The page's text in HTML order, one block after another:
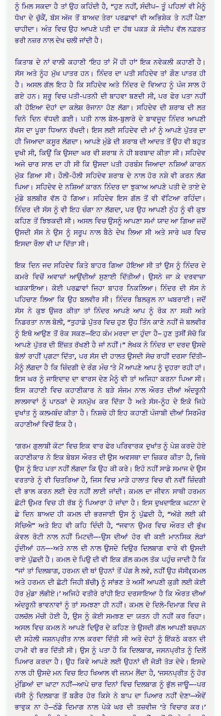
ਨੂੰ ਮਿਲ ਸਕਦਾ ਹੈ ਤਾਂ ਉਹ ਕਹਿੰਦੀ ਹੈ, “ਹੁਣ ਨਹੀਂ, ਸੰਦੀਪ– ਤੂੰ ਪਹਿਲਾਂ ਵੀ ਮੈਨੂੰ
ਧੋਖਾ ਦੇ ਚੁੱਕੈਂ, ਬੱਸ ਅੱਜ ਤੋਂ ਬਾਅਦ ਤੇਰਾ ਪਰਛਾਵਾਂ ਵੀ ਅਭਿਸ਼ੇਕ ਤੇ ਨਹੀਂ ਪੈਣਾ
ਚਾਹੀਦਾ। ਅੰਤ ਵਿਚ ਉਹ ਆਪਣੇ ਪਤੀ ਦਾ ਹੱਥ ਪਕੜ ਕੇ ਸੰਦੀਪ ਵੱਲ ਨਫ਼ਰਤ
ਭਰੀ ਨਜ਼ਰ ਨਾਲ ਦੇਖ ਚਲੀ ਜਾਂਦੀ ਹੈ।
ਕਿਤਾਬ ਦੇ ਨਾਂ ਵਾਲੀ ਕਹਾਣੀ ‘ਇਹ ਤਾਂ ਮੈਂ ਹੀ ਹਾਂ’ ਇਕ ਨਵੇਕਲੀ ਕਹਾਣੀ ਹੈ।
ਸੱਸ ਅਤੇ ਨੂੰਹ ਮੁੱਖ ਪਾਤਰ ਹਨ। ਨਿੰਦਰ ਦਾ ਪਤੀ ਸਹਿਦੇਵ ਤਾਂ ਗੌਣ ਪਾਤਰ ਹੀ
ਹੈ। ਅਸਲ ਗੱਲ ਇਹ ਹੈ ਕਿ ਸਹਿਦੇਵ ਅਤੇ ਨਿੰਦਰ ਦੇ ਵਿਆਹ ਨੂੰ ਪੰਜ ਸਾਲ ਹੋ
ਗਏ ਹਨ। ਸ਼਼ਰੂ ਵਿਚ ਪਤੀ-ਪਤਨੀ ਦੀ ਬਾਹਵਾ ਬਣਦੀ ਸੀ, ਪਰ ਫੇਰ ਪਤਾ ਨਹੀਂ
ਕੀ ਹੋਇਆ ਦੋਹਾਂ ਦਾ ਕਲੇਸ਼ ਰੋਜਾਨਾ ਹੋਣ ਲੱਗਾ। ਸਹਿਦੇਵ ਦੀ ਸ਼ਰਾਬ ਦੀ ਲਤ
ਦਿਨੋ ਦਿਨ ਵੱਧਦੀ ਗਈ। ਪਤੀ ਨਾਲ ਬੋਲ-ਬੁਲਾਰੇ ਦੇ ਬਾਵਜੂਦ ਨਿੰਦਰ ਆਪਣੀ
ਸੱਸ ਦਾ ਪੂਰਾ ਧਿਆਨ ਰੱਖਦੀ। ਇਸ ਲਈ ਸਹਿਦੇਵ ਦੀ ਮਾਂ ਨੂੰ ਆਪਣੇ ਪੁੱਤਰ ਦਾ
ਹੀ ਜਿਆਦਾ ਕਸੂਰ ਲੱਗਦਾ। ਆਪਣੇ ਮੁੰਡੇ ਦੀ ਸ਼ਰਾਬ ਦੀ ਆਦਤ ਤੋਂ ਉਹ ਵੀ ਬਹੁਤ
ਦੁਖੀ ਸੀ, ਕਿਉਂ ਕਿ ਉਸਦਾ ਘਰ ਵੀ ਸ਼ਰਾਬ ਨੇ ਹੀ ਬਰਬਾਦ ਕੀਤਾ ਸੀ। ਸਹਿਦੇਵ
ਅਜੇ ਚਾਰ ਸਾਲ ਦਾ ਹੀ ਸੀ ਕਿ ਉਸਦਾ ਪਤੀ ਹਰਬੰਸ ਜਿਆਦਾ ਨਸ਼ਿਆਂ ਕਾਰਨ
ਮੁੱਕ ਗਿਆ ਸੀ। ਹੌਲੀ-ਹੌਲੀ ਸਹਿਦੇਵ ਸ਼ਰਾਬ ਦੇ ਨਾਲ ਹੋਰ ਨਸ਼ੇ ਵੀ ਕਰਨ ਲੱਗ
ਪਿਆ। ਸਹਿਦੇਵ ਦੇ ਨਸ਼ਿਆਂ ਕਾਰਨ ਨਿੰਦਰ ਦਾ ਝੁਕਾਅ ਆਪਣੇ ਪਤੀ ਦੇ ਤਾਏ ਦੇ
ਮੁੰਡੇ ਬਲਬੀਰ ਵੱਲ ਹੋ ਗਿਆ। ਸਹਿਦੇਵ ਇਸ ਗੱਲ ਤੋਂ ਵੀ ਵੱਟਿਆ ਰਹਿੰਦਾ।
ਨਿੰਦਰ ਦੀ ਸੱਸ ਨੂੰ ਵੀ ਇਹ ਚੰਗਾ ਨਾ ਲੱਗਦਾ, ਪਰ ਉਹ ਆਪਣੀ ਨੁੰਹ ਨੂੰ ਵੀ ਕੁਝ
ਕਹਿਣ ਤੋਂ ਝਿਝਕਦੀ ਸੀ। ਅਸਲ ਵਿਚ ਉਸਨੂੰ ਆਪਣਾ ਸਮਾਂ ਯਾਦ ਆ ਗਿਆ ਜਦੋਂ
ਉਸਦੀ ਸੱਸ ਨੇ ਉਸ ਨੂੰ ਸਰੂਪ ਨਾਲ ਬੈਠੇ ਦੇਖ ਲਿਆ ਸੀ ਅਤੇ ਸਾਰੇ ਘਰ ਵਿਚ
ਇਸਦਾ ਰੌਲਾ ਵੀ ਪਾ ਦਿੱਤਾ ਸੀ।
ਇਕ ਦਿਨ ਜਦ ਸਹਿਦੇਵ ਕਿਤੇ ਬਾਹਰ ਗਿਆ ਹੋਇਆ ਸੀ ਤਾਂ ਉਸ ਨੂੰ ਨਿੰਦਰ ਦੇ
ਕਮਰੇ ਵਿਚੋਂ ਅਵਾਜ਼ਾਂ ਆਉਂਦੀਆਂ ਸੁਣਾਈ ਦਿੱਤੀਆਂ। ਉਸਨੇ ਜਾ ਕੇ ਦਰਵਾਜ਼ਾ
ਖੜਕਾਇਆ। ਕੋਈ ਪਰਛਾਵਾਂ ਜਿਹਾ ਬਾਹਰ ਨਿਕਲਿਆ। ਨਿੰਦਰ ਦੀ ਸੱਸ ਨੇ
ਪਹਿਚਾਣ ਲਿਆ ਕਿ ਉਹ ਬਲਵੀਰ ਸੀ। ਨਿੰਦਰ ਬਿਲਕੁਲ ਨਾ ਘਬਰਾਈ। ਜਦੋਂ
ਸੱਸ ਨੇ ਕੁਝ ਉਜਰ ਕੀਤਾ ਤਾਂ ਨਿੰਦਰ ਆਪਣੇ ਆਪ ਨੂੰ ਰੋਕ ਨਾ ਸਕੀ ਅਤੇ
ਨਿਡਰਤਾ ਨਾਲ ਬੋਲੀ, “ਤੁਹਾਡੇ ਪੁੱਤਰ ਵਿਚ ਹੁਣ ਉਹ ਤਿੰਨ ਕਾਣੇ ਨਹੀਂ ਜੋ ਬਲਵੀਰ
ਨੂੰ ਇਥੋ ਆਉਣ ਤੋਂ ਰੋਕ ਸਕਣ—ਇਹ ਕੰਮ ਮਰਦਾ ਦਾ ਹੁੰਦਾ ਹੈ– ਹੁਣ ਤੁਸੀਂ ਸੋਚੋ ਕਿ
ਆਪਣੇ ਪੁੱਤਰ ਦੀ ਇੱਜ਼ਤ ਰੱਖਣੀ ਹੈ ਜਾਂ ਨਹੀਂ।” ਲੇਖਕ ਨੇ ਨਿੰਦਰ ਦਾ ਦਰਦ ਉਸਦੇ
ਬੋਲਾਂ ਰਾਹੀਂ ਪ੍ਗਟਾ ਦਿੱਤਾ, ਪਰ ਸੱਸ ਦੀ ਹਾਲਤ ਉਸਦੀ ਸੋਚ ਰਾਹੀਂ ਦਰਸਾ ਦਿੱਤੀ–
ਮੈਨੂੰ ਲੱਗਦਾ ਹੈ ਕਿ ਜ਼ਿੰਦਗੀ ਦੇ ਰੰਗ ਮੰਚ ‘ਤੇ ਮੈਂ ਆਪਣੇ ਆਪ ਨੂੰ ਦੁਹਰਾ ਰਹੀ ਹਾਂ।
ਇਸ ਘਰ ਨੂੰ ਜਾਇਦਾਦ ਦਾ ਵਾਰਸ ਦੇਣ ਮੈਨੂੰ ਵੀ ਤਾਂ ਅਜਿਹਾ ਕਰਨਾ ਪਿਆ ਸੀ।
ਇਸ ਕਹਾਣੀ ਵਿਚ ਕਹਾਣੀਕਾਰ ਨੇ ਬੜੇ ਸੰਜਮ ਨਾਲ ਔਰਤ ਦੀਆਂ ਅੰਦਰੂਨੀ
ਲਾਲਸਾਵਾਂ ਨੂੰ ਪਾਠਕਾਂ ਦੇ ਸਨਮੁੱਖ ਕਰ ਦਿੱਤਾ ਹੈ ਅਤੇ ਸੱਸ-ਨੂੰਹ ਦੇ ਇਕੋ ਜਿਹੇ
ਦੁਖਾਂਤ ਨੂੰ ਕਲਮਬੰਦ ਕੀਤਾ ਹੈ। ਨਿਸ਼ਚੇ ਹੀ ਇਹ ਕਹਾਣੀ ਪੰਜਾਬੀ ਦੀਆਂ ਸਿਰਮੌਰ
ਕਹਾਣੀਆਂ ਵਿਚੋਂ ਇਕ ਹੈ।
‘ਗਰਮ ਗੁਲਾਬੀ ਕੋਟ’ ਵਿਚ ਇਕ ਵਾਰ ਫੇਰ ਪਰਿਵਾਰਕ ਦੁਖਾਂਤ ਨੂੰ ਪੇਸ਼ ਕਰਦੇ ਹੋਏ
ਕਹਾਣੀਕਾਰ ਨੇ ਇਕ ਬੇਬਸ ਔਰਤ ਦੀ ਉਸ ਅਵਸਥਾ ਦਾ ਜ਼ਿਕਰ ਕੀਤਾ ਹੈ, ਜਿਥੇ
ਉਸ ਨੂੰ ਇਹ ਪਤਾ ਨਹੀਂ ਲੱਗਦਾ ਕਿ ਉਹ ਕੀ ਕਰੇ। ਇਹੋ ਨਹੀਂ ਸਾਡੇ ਸਮਾਜ ਦੇ ਉਸ
ਵਰਤਾਰੇ ਨੂੰ ਵੀ ਚਿਤਰਿਆ ਹੈ, ਜਿਸ ਵਿਚ ਮਾੜੇ ਹਾਲਾਤ ਵਿਚ ਵੀ ਨਵੀਂ ਜ਼ਿੰਦਗੀ
ਦੀ ਭਾਲ ਕਰਨ ਲਈ ਦੇਰ ਨਹੀਂ ਲਾਈ ਜਾਂਦੀ। ਕਮਲ ਦਾ ਜੀਵਨ ਸਾਥੀ ਹਰਮਨ
ਛੋਟੀ ਉਮਰ ਵਿਚ ਹੀ ਰੱਬ ਨੂੰ ਪਿਆਰਾ ਹੋ ਜਾਂਦਾ ਹੈ। ਇਸ ਦੁਖਦਾਇਕ ਘਟਨਾ ਦੇ
ਛੇ ਦਿਨ ਬਾਅਦ ਹੀ ਕਮਲ ਦੀ ਭਰਜਾਈ ਉਸ ਨੂੰ ਪੁੱਛਦੀ ਹੈ, “ਅੱਗੇ ਲਈ ਕੀ
ਸੋਚਿਐ” ਅਤੇ ਇਹ ਵੀ ਕਹਿ ਦਿੰਦੀ ਹੈ, “ਜਵਾਨ ਉਮਰ ਵਿਚ ਔਰਤ ਦੀ ਭੁੱਖ
ਕੇਵਲ ਰੋਟੀ ਨਾਲ ਨਹੀਂ ਮਿਟਦੀ—-ਉਸ ਦੀਆਂ ਹੋਰ ਵੀ ਕਈ ਮਾਨਸਿਕ ਲੋੜਾਂ
ਹੁੰਦੀਆਂ ਹਨ—-ਅਤੇ ਨਾਲ ਦੀ ਨਾਲ ਉਸਦੇ ਦਿਉਰ ਦਿਲਬਾਗ ਵਾਰੇ ਵੀ ਉਸਦੀ
ਰਾਏ ਪੁੱਛਦੀ ਹੈ। ਕਮਲ ਦੇ ਪਿਉ ਦੀ ਵੀ ਇਕ ਗੱਲ ਕਮਲ ਤੱਕ ਪਹੁੰਚ ਜਾਦੀ ਹੈ ਕਿ
“ਜਾਂ ਤਾਂ ਦਿਲਬਾਗ, ਹਰਮਨ ਦੀ ਥਾਂ ਉਹਨਾਂ ਤੋਂ ਪੱਗ ਲੈ ਲਵੇ, ਨਹੀਂ ਉਹ ਜੱਸੀ(ਕਮਲ
ਅਤੇ ਹਰਮਨ ਦੀ ਛੋਟੀ ਜਿਹੀ ਬੱਚੀ) ਨੂੰ ਸਾਂਭਣ ਤੇ ਅਸੀਂ ਆਪਣੀ ਕੁੜੀ ਲਈ ਕੋਈ
ਹੋਰ ਮੁੰਡਾ ਲੱਭੀਏ।’ ਅਜਿਹੇ ਵਤੀਰੇ ਰਾਂਹੀ ਇਹ ਦਰਸਾਇਆ ਹੈ ਕਿ ਔਰਤ ਦੀਆਂ
ਅੰਦਰੂਨੀ ਭਾਵਨਾਵਾਂ ਨੂੰ ਤਾਂ ਸਮਝਣਾ ਹੀ ਨਹੀਂ। ਕਮਲ ਦੇ ਦਿਲੋ-ਦਿਮਾਗ ਵਿਚ ਜੋ
ਹਲਚੱਲ ਮੱਚੀ ਹੋਈ ਹੈ, ਉਸ ਨੂੰ ਕੋਈ ਸਮਝਣ ਦਾ ਯਤਨ ਹੀ ਨਹੀਂ ਕਰ ਰਿਹਾ।
ਅਸਲ ਵਿਚ ਕਮਲ ਨੇ ਆਪਣੇ ਦਿਉਰ ਦੇ ਕਹਿਣ ਤੇ ਉਸਦੀ ਗੱਲ ਆਪਣੀ ਬਚਪਨ
ਦੀ ਸਹੇਲੀ ਜਸ਼ਨਪ੍ਰੀਤ ਨਾਲ ਕਰਵਾ ਦਿੱਤੀ ਸੀ ਅਤੇ ਦੋਹਾਂ ਨੂੰ ਇੱਕਠੇ ਕਰਨ ਦੀ
ਹਾਮੀ ਵੀ ਭਰ ਦਿੱਤੀ ਸੀ। ਉਸ ਨੂੰ ਪਤਾ ਹੈ ਕਿ ਦਿਲਬਾਗ, ਜਸਨਪ੍ਰੀਤ ਨੂੰ ਦਿਲੋਂ
ਪਿਆਰ ਕਰਦਾ ਹੈ। ਉਹ ਕਿਵੇ ਆਪਣੇ ਲਈ ਉਹਨਾਂ ਦੀ ਜੋੜੀ ਤੋੜ ਦੇਵੇ। ਇਸਦੇ
ਨਾਲ ਹੀ ਉਸਦੇ ਮਨ ਵਿਚ ਇਹ ਖਿਆਲ ਵੀ ਜਨਮ ਲੈਂਦਾ ਹੈ, ‘ਜਸਨਪ੍ਰੀਤ ਨੂੰ ਹੋਰ
ਮੁੰਡਿਆਂ ਦਾ ਘਾਟਾ ਨਹੀਂ—ਆਪੇ ਚਾਰ ਦਿਨਾਂ ਵਿਚ ਦਿਲਬਾਗ ਨੂੰ ਭੁੱਲ ਜਾਊ—-ਪਰ
ਜੱਸੀ ਨੂੰ ਦਿਲਬਾਗ ਤੋਂ ਬਗੈਰ ਹੋਰ ਕਿਸੇ ਨੇ ਬਾਪ ਦਾ ਪਿਆਰ ਨਹੀਂ ਦੇਣਾ—ਐਵੇਂ
ਭਾਵੁਕ ਨਾ ਹੋ—ਠੰਡੇ ਦਿਮਾਗ ਨਾਲ ਪੇਕੇ ਘਰ ਦੀ ਤਜ਼ਵੀਜ ‘ਤੇ ਵਿਚਾਰ ਕਰ।’